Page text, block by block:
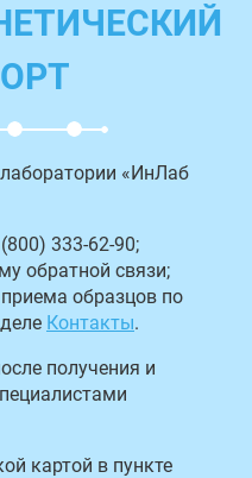
«ИнЛаб
333-62-90;
обратной связи;
образцов по
Контакты.
получения и
картой в пункте